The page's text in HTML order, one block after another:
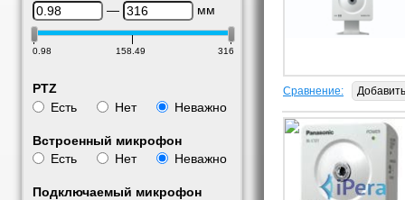
—
мм
0.98 158.49 316
PTZ
Есть
Нет Неважно
Встроенный микрофон
Есть
Нет Неважно
Подключаемый микрофон
Сравнение: Добавить